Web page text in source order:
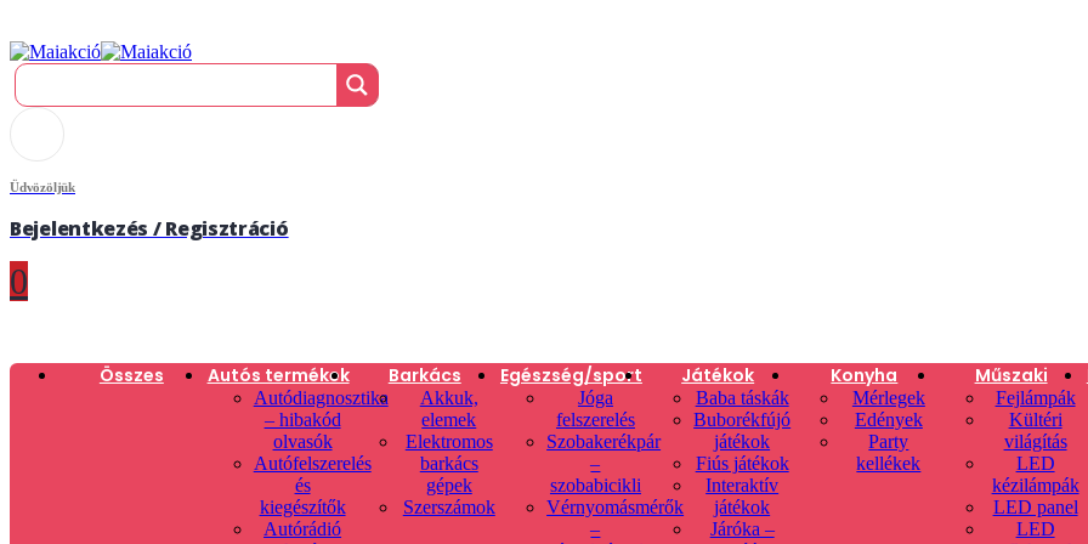
Üdvözöljük
Bejelentkezés / Regisztráció
0
Összes Autós termékek
Autódiagnosztika
– hibakód
olvasók
Autófelszerelés
és
kiegészítők
Autórádió
Barkács
Akkuk,
elemek
Elektromos
barkács
gépek
Szerszámok
Egészség/sport
Jóga
felszerelés
Szobakerékpár
–
szobabicikli
Vérnyomásmérők
–
Játékok
Baba táskák
Buborékfújó
játékok
Fiús játékok
Interaktív
játékok
Járóka –
Konyha
Mérlegek
Edények
Party
kellékek
Műszaki
Fejlámpák
Kültéri
világítás
LED
kézilámpák
LED panel
LED